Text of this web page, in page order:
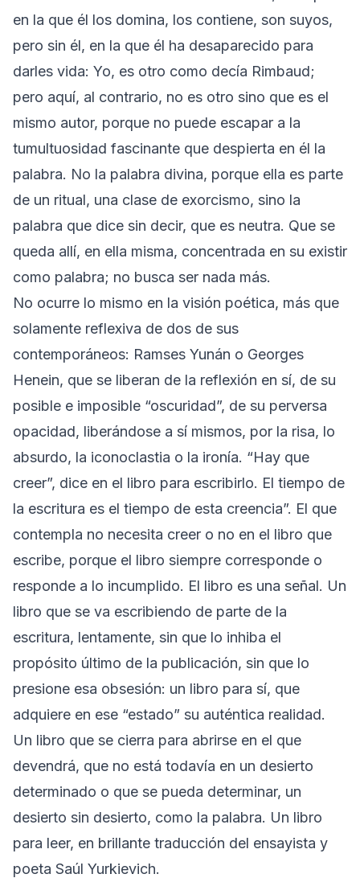
en la que él los domina, los contiene, son suyos,
pero sin él, en la que él ha desaparecido para
darles vida: Yo, es otro como decía Rimbaud;
pero aquí, al contrario, no es otro sino que es el
mismo autor, porque no puede escapar a la
tumultuosidad fascinante que despierta en él la
palabra. No la palabra divina, porque ella es parte
de un ritual, una clase de exorcismo, sino la
palabra que dice sin decir, que es neutra. Que se
queda allí, en ella misma, concentrada en su existir
como palabra; no busca ser nada más.
No ocurre lo mismo en la visión poética, más que
solamente reflexiva de dos de sus
contemporáneos: Ramses Yunán o Georges
Henein, que se liberan de la reflexión en sí, de su
posible e imposible “oscuridad”, de su perversa
opacidad, liberándose a sí mismos, por la risa, lo
absurdo, la iconoclastia o la ironía. “Hay que
creer”, dice en el libro para escribirlo. El tiempo de
la escritura es el tiempo de esta creencia”. El que
contempla no necesita creer o no en el libro que
escribe, porque el libro siempre corresponde o
responde a lo incumplido. El libro es una señal. Un
libro que se va escribiendo de parte de la
escritura, lentamente, sin que lo inhiba el
propósito último de la publicación, sin que lo
presione esa obsesión: un libro para sí, que
adquiere en ese “estado” su auténtica realidad.
Un libro que se cierra para abrirse en el que
devendrá, que no está todavía en un desierto
determinado o que se pueda determinar, un
desierto sin desierto, como la palabra. Un libro
para leer, en brillante traducción del ensayista y
poeta Saúl Yurkievich.